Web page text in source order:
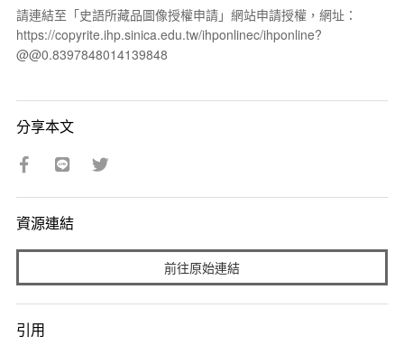
請連結至「史語所藏品圖像授權申請」網站申請授權，網址：
https://copyrite.ihp.sinica.edu.tw/ihponlinec/ihponline?
@@0.8397848014139848
分享本文
資源連結
前往原始連結
引用